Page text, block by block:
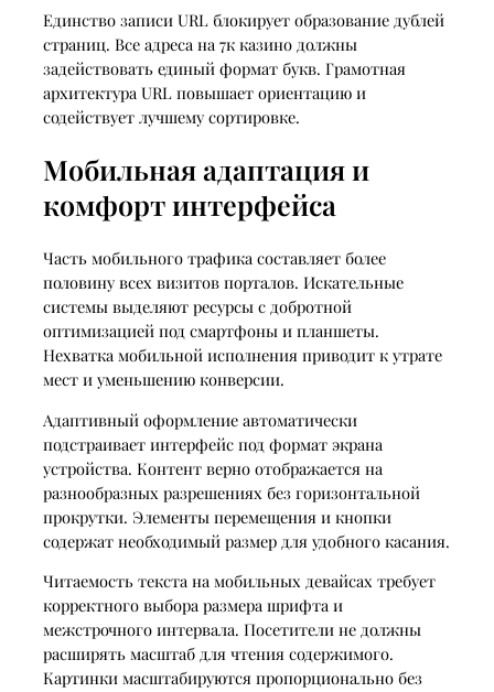
Единство записи URL блокирует образование дублей
страниц. Все адреса на 7к казино должны
задействовать единый формат букв. Грамотная
архитектура URL повышает ориентацию и
содействует лучшему сортировке.
Мобильная адаптация и
комфорт интерфейса
Часть мобильного трафика составляет более
половину всех визитов порталов. Искательные
системы выделяют ресурсы с добротной
оптимизацией под смартфоны и планшеты.
Нехватка мобильной исполнения приводит к утрате
мест и уменьшению конверсии.
Адаптивный оформление автоматически
подстраивает интерфейс под формат экрана
устройства. Контент верно отображается на
разнообразных разрешениях без горизонтальной
прокрутки. Элементы перемещения и кнопки
содержат необходимый размер для удобного касания.
Читаемость текста на мобильных девайсах требует
корректного выбора размера шрифта и
межстрочного интервала. Посетители не должны
расширять масштаб для чтения содержимого.
Картинки масштабируются пропорционально без